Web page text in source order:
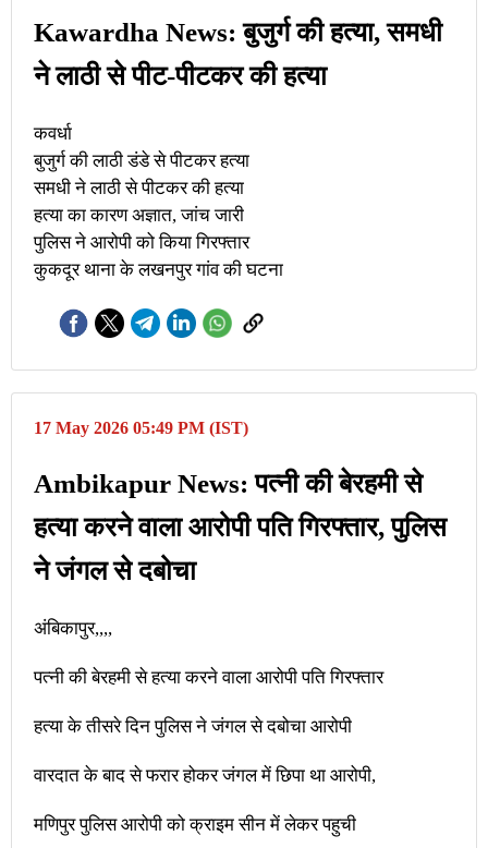
Kawardha News: बुजुर्ग की हत्या, समधी
ने लाठी से पीट-पीटकर की हत्या
कवर्धा
बुजुर्ग की लाठी डंडे से पीटकर हत्या
समधी ने लाठी से पीटकर की हत्या
हत्या का कारण अज्ञात, जांच जारी
पुलिस ने आरोपी को किया गिरफ्तार
कुकदूर थाना के लखनपुर गांव की घटना
17 May 2026 05:49 PM (IST)
Ambikapur News: पत्नी की बेरहमी से
हत्या करने वाला आरोपी पति गिरफ्तार, पुलिस
ने जंगल से दबोचा
अंबिकापुर,,,,
पत्नी की बेरहमी से हत्या करने वाला आरोपी पति गिरफ्तार
हत्या के तीसरे दिन पुलिस ने जंगल से दबोचा आरोपी
वारदात के बाद से फरार होकर जंगल में छिपा था आरोपी,
मणिपुर पुलिस आरोपी को क्राइम सीन में लेकर पहुची